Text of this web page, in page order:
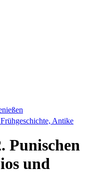
Antike
Punischen
und